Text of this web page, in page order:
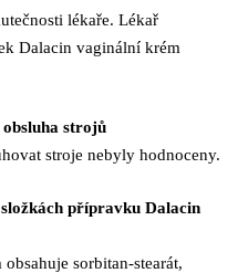
lékaře. Lékař
Dalacin vaginální krém
strojů
stroje nebyly hodnoceny.
přípravku Dalacin
sorbitan-stearát,